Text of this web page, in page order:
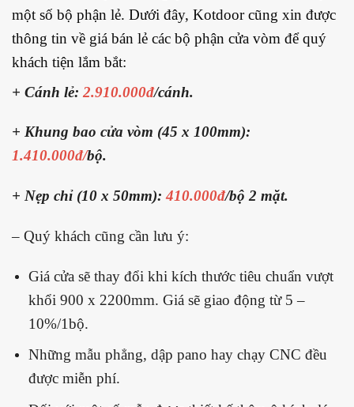
một số bộ phận lẻ. Dưới đây, Kotdoor cũng xin được
thông tin về giá bán lẻ các bộ phận cửa vòm để quý
khách tiện lắm bắt:
+ Cánh lẻ: 2.910.000đ/cánh.
+ Khung bao cửa vòm (45 x 100mm):
1.410.000đ/bộ.
+ Nẹp chỉ (10 x 50mm):410.000đ/bộ 2 mặt.
– Quý khách cũng cần lưu ý:
Giá cửa sẽ thay đổi khi kích thước tiêu chuẩn vượt
khổi 900 x 2200mm. Giá sẽ giao động từ 5 –
10%/1bộ.
Những mẫu phẳng, dập pano hay chạy CNC đều
được miễn phí.